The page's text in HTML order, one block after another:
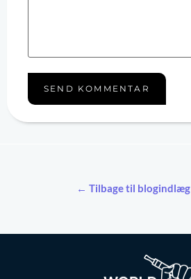
← Tilbage til blogindlæg